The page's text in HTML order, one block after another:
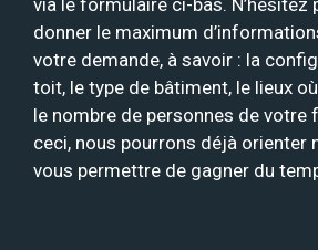
donner le maximum
votre demande, à savoir : la
toit, le type de bâtiment, le lieux
le nombre de personnes de votre
ceci, nous pourrons déjà orienter
vous permettre de gagner du